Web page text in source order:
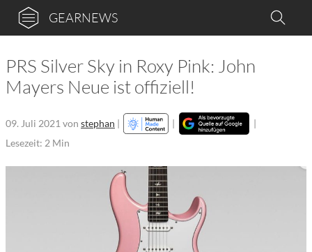
GEARNEWS
PRS Silver Sky in Roxy Pink: John
Mayers Neue ist offiziell!
09. Juli 2021 von stephan | |
|
Lesezeit: 2 Min